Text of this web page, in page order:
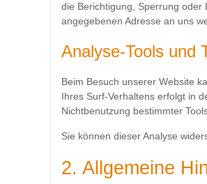
die Berichtigung, Sperrung
angegebenen Adresse an uns
Analyse-Tools und
Beim Besuch unserer Website
Ihres Surf-Verhaltens erfolgt in
Nichtbenutzung bestimmter
Sie können dieser Analyse
2. Allgemeine